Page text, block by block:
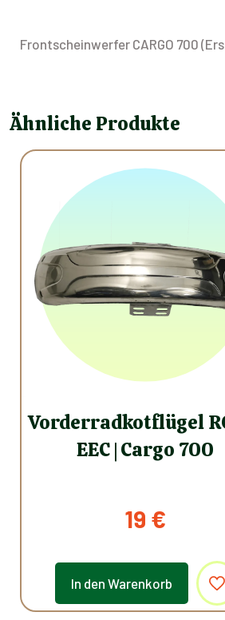
Frontscheinwerfer CARGO 700
Ähnliche Produkte
Vorderradkotflügel
EEC | Cargo 700
19 €
In den Warenkorb